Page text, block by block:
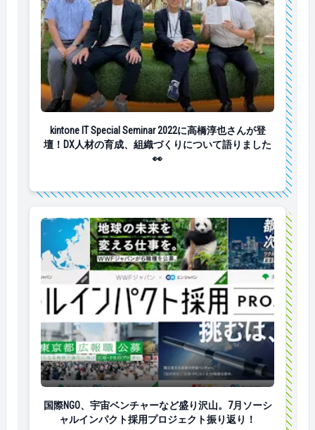
kintone IT Special Seminar 2022に高橋淳也さんが登
kintone IT Special Seminar 2022に高橋淳也さんが登
壇！DX人材の育成、組織づくりについて語りました
👀
国際NGO、宇宙ベンチャーなど盛り沢山。7月ソー
国際NGO、宇宙ベンチャーなど盛り沢山。7月ソーシ
ャルインパクト採用プロジェクト振り返り！